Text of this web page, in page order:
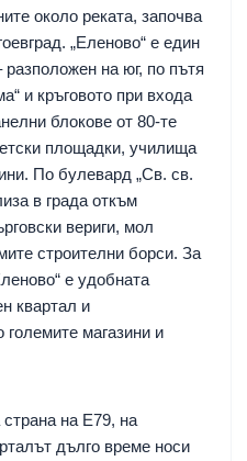
около реката, започва
„Еленово“ е един
на юг, по пътя
и кръговото при входа
блокове от 80-те
площадки, училища
По булевард „Св. св.
в града откъм
вериги, мол
строителни борси. За
е удобната
квартал и
големите магазини и
страна на Е79, на
дълго време носи